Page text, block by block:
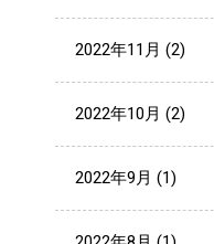
2022年11月 (2)
2022年10月 (2)
2022年9月 (1)